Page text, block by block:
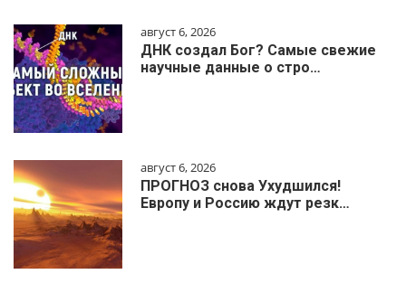
август 6, 2026
ДНК создал Бог? Самые свежие
научные данные о стро…
август 6, 2026
ПРОГНОЗ снова Ухудшился!
Европу и Россию ждут резк…